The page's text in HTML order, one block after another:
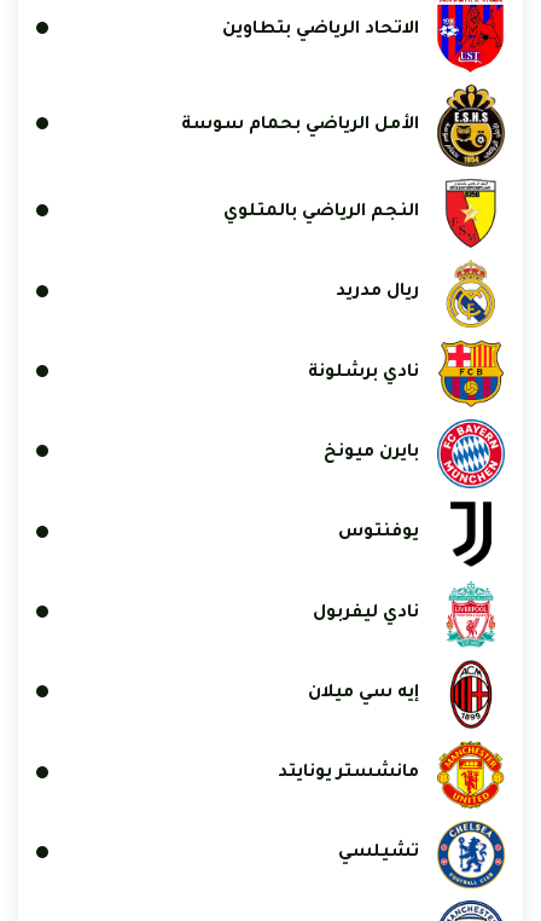
الاتحاد الرياضي بتطاوين
الأمل الرياضي بحمام سوسة
النجم الرياضي بالمتلوي
ريال مدريد
نادي برشلونة
بايرن ميونخ
يوفنتوس
نادي ليفربول
إيه سي ميلان
مانشستر يونايتد
تشيلسي